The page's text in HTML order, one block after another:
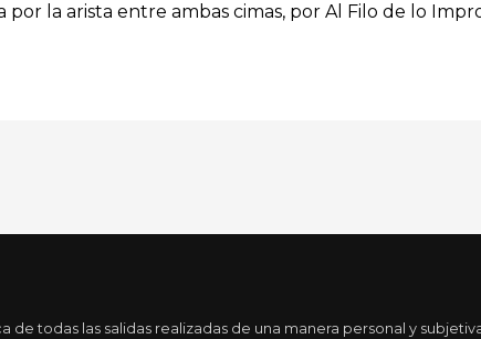
la arista entre ambas cimas, por Al Filo de lo
todas las salidas realizadas de una manera personal y